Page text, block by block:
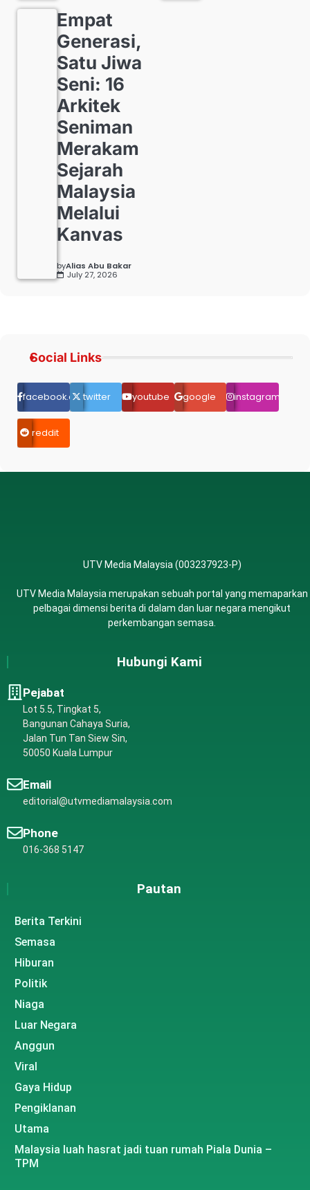
Empat
Generasi,
Satu Jiwa
Seni: 16
Arkitek
Seniman
Merakam
Sejarah
Malaysia
Melalui
Kanvas
byAlias Abu Bakar
July 27, 2026
Social Links
facebook.comtwitter youtube google instagram
reddit
UTV Media Malaysia (003237923-P)
UTV Media Malaysia merupakan sebuah portal yang memaparkan
pelbagai dimensi berita di dalam dan luar negara mengikut
perkembangan semasa.
Hubungi Kami
Pejabat
Lot 5.5, Tingkat 5,
Bangunan Cahaya Suria,
Jalan Tun Tan Siew Sin,
50050 Kuala Lumpur
Email
editorial@utvmediamalaysia.com
Phone
016-368 5147
Pautan
Berita Terkini
Semasa
Hiburan
Politik
Niaga
Luar Negara
Anggun
Viral
Gaya Hidup
Pengiklanan
Utama
Malaysia luah hasrat jadi tuan rumah Piala Dunia –
TPM